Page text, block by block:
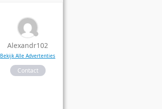
Alexandr102
Bekijk Alle Advertenties
Contact